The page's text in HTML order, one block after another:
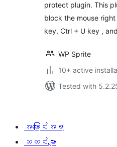
protect plugin. This
block the mouse
key, Ctrl + U key ,
WP Sprite
10+ active
Tested with
အကြောင်းအရာ
သတင်းများ